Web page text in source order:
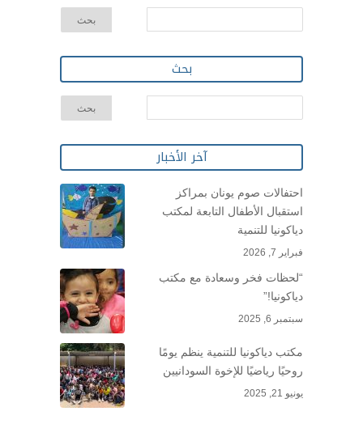
بحث
آخر الأخبار
احتفالات صوم يونان بمراكز
استقبال الأطفال التابعة لمكتب
دياكونيا للتنمية
فبراير 7, 2026
“لحظات فخر وسعادة مع مكتب
دياكونيا!”
سبتمبر 6, 2025
مكتب دياكونيا للتنمية ينظم يومًا
روحيًا رياضيًا للإخوة السودانيين
يونيو 21, 2025